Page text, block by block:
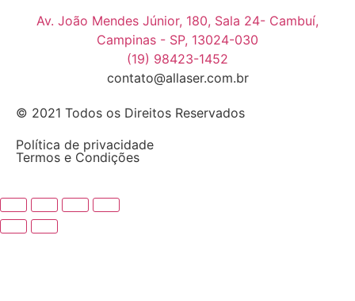
Av. João Mendes Júnior, 180, Sala 24- Cambuí,
Campinas - SP, 13024-030
(19) 98423-1452
contato@allaser.com.br
© 2021 Todos os Direitos Reservados
Política de privacidade
Termos e Condições